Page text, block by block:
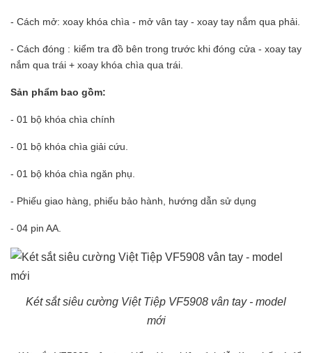
- Cách mở: xoay khóa chìa - mở vân tay - xoay tay nắm qua phải.
- Cách đóng : kiểm tra đồ bên trong trước khi đóng cửa - xoay tay
nắm qua trái + xoay khóa chìa qua trái.
Sản phẩm bao gồm:
- 01 bộ khóa chìa chính
- 01 bộ khóa chìa giải cứu.
- 01 bộ khóa chìa ngăn phụ.
- Phiếu giao hàng, phiếu bảo hành, hướng dẫn sử dụng
- 04 pin AA.
Két sắt siêu cường Việt Tiệp VF5908 vân tay - model
mới